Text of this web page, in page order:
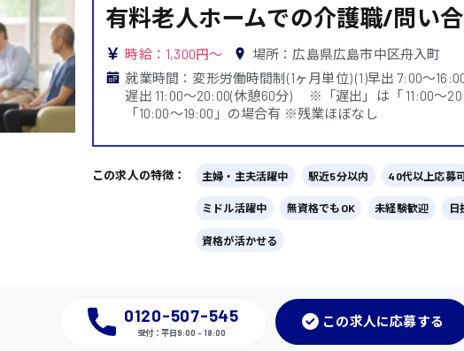
有料老人ホームでの介護職/問い
時給：1,300円～
場所：広島県広島市中区舟入町
就業時間：変形労働時間制(1ヶ月単位) (1)早出 7:00〜
遅出 11:00〜20:00(休憩60分) ※「遅出」は「 11:00〜
「10:00〜19:00」の場合有 ※残業ほぼなし
この求人の特徴： 主婦・主夫活躍中 駅近5分以内 40代以上応募
ミドル活躍中 無資格でもOK 未経験歓迎 日
資格が活かせる
0120-507-545
受付：平日9:00 - 18:00
この求人に応募する